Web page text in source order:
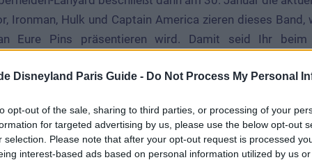
Disneyland Paris Guide - Do Not Process My Personal
opt-out of the sale, sharing to third parties, or processing of your
for targeted advertising by us, please use the below opt-out
selection. Please note that after your opt-out request is processed
interest-based ads based on personal information utilized by us
Ironman, Hulk und Captain America zieren dieses
Eure Pins präsentieren wird. Damit seid Ihr beim
Pin-Trading-Kollektion des Monats